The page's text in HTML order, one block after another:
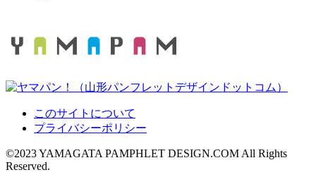
このサイトについて
プライバシーポリシー
©2023 YAMAGATA PAMPHLET DESIGN.COM All Rights
Reserved.